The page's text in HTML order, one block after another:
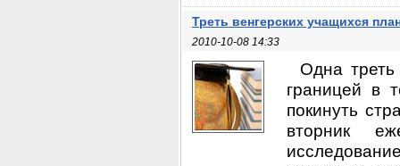
Треть венгерских учащихся
2010-10-08 14:33
Одна треть
границей в
покинуть
вторник